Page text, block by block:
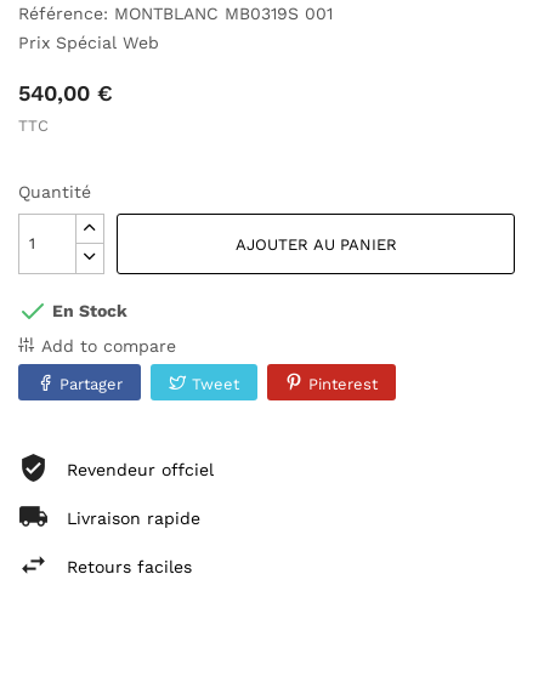
Référence: MONTBLANC MB0319S 001
Prix Spécial Web
540,00 €
TTC
Quantité
AJOUTER AU PANIER
En Stock
Add to compare
Partager Tweet Pinterest
Revendeur offciel
Livraison rapide
Retours faciles